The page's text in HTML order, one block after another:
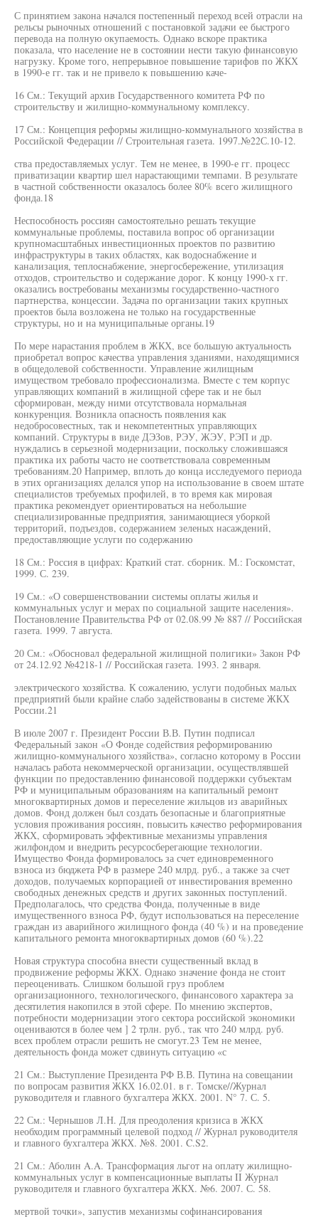
С принятием закона начался постепенный переход всей отрасли на
рельсы рыночных отношений с постановкой задачи ее быстрого
перевода на полную окупаемость. Однако вскоре практика
показала, что население не в состоянии нести такую финансовую
нагрузку. Кроме того, непрерывное повышение тарифов по ЖКХ
в 1990-е гг. так и не привело к повышению каче-
16 См.: Текущий архив Государственного комитета РФ по
строительству и жилищно-коммунальному комплексу.
17 См.: Концепция реформы жилищно-коммунального хозяйства в
Российской Федерации // Строительная газета. 1997.№22С.10-12.
ства предоставляемых услуг. Тем не менее, в 1990-е гг. процесс
приватизации квартир шел нарастающими темпами. В результате
в частной собственности оказалось более 80% всего жилищного
фонда.18
Неспособность россиян самостоятельно решать текущие
коммунальные проблемы, поставила вопрос об организации
крупномасштабных инвестиционных проектов по развитию
инфраструктуры в таких областях, как водоснабжение и
канализация, теплоснабжение, энергосбережение, утилизация
отходов, строительство и содержание дорог. К концу 1990-х гг.
оказались востребованы механизмы государственно-частного
партнерства, концессии. Задача по организации таких крупных
проектов была возложена не только на государственные
структуры, но и на муниципальные органы.19
По мере нарастания проблем в ЖКХ, все большую актуальность
приобретал вопрос качества управления зданиями, находящимися
в общедолевой собственности. Управление жилищным
имуществом требовало профессионализма. Вместе с тем корпус
управляющих компаний в жилищной сфере так и не был
сформирован, между ними отсутствовала нормальная
конкуренция. Возникла опасность появления как
недобросовестных, так и некомпетентных управляющих
компаний. Структуры в виде ДЭЗов, РЭУ, ЖЭУ, РЭП и др.
нуждались в серьезной модернизации, поскольку сложившаяся
практика их работы часто не соответствовала современным
требованиям.20 Например, вплоть до конца исследуемого периода
в этих организациях делался упор на использование в своем штате
специалистов требуемых профилей, в то время как мировая
практика рекомендует ориентироваться на небольшие
специализированные предприятия, занимающиеся уборкой
территорий, подъездов, содержанием зеленых насаждений,
предоставляющие услуги по содержанию
18 См.: Россия в цифрах: Краткий стат. сборник. М.: Госкомстат,
1999. С. 239.
19 См.: «О совершенствовании системы оплаты жилья и
коммунальных услуг и мерах по социальной защите населения».
Постановление Правительства РФ от 02.08.99 № 887 // Российская
газета. 1999. 7 августа.
20 См.: «Обосновал федеральной жилищной полигики» Закон РФ
от 24.12.92 №4218-1 // Российская газета. 1993. 2 января.
электрического хозяйства. К сожалению, услуги подобных малых
предприятий были крайне слабо задействованы в системе ЖКХ
России.21
В июле 2007 г. Президент России В.В. Путин подписал
Федеральный закон «О Фонде содействия реформированию
жилищно-коммунального хозяйства», согласно которому в России
началась работа некоммерческой организации, осуществлявшей
функции по предоставлению финансовой поддержки субъектам
РФ и муниципальным образованиям на капитальный ремонт
многоквартирных домов и переселение жильцов из аварийных
домов. Фонд должен был создать безопасные и благоприятные
условия проживания россиян, повысить качество реформирования
ЖКХ, сформировать эффективные механизмы управления
жилфондом и внедрить ресурсосберегающие технологии.
Имущество Фонда формировалось за счет единовременного
взноса из бюджета РФ в размере 240 млрд. руб., а также за счет
доходов, получаемых корпорацией от инвестирования временно
свободных денежных средств и других законных поступлений.
Предполагалось, что средства Фонда, полученные в виде
имущественного взноса РФ, будут использоваться на переселение
граждан из аварийного жилищного фонда (40 %) и на проведение
капитального ремонта многоквартирных домов (60 %).22
Новая структура способна внести существенный вклад в
продвижение реформы ЖКХ. Однако значение фонда не стоит
переоценивать. Слишком большой груз проблем
организационного, технологического, финансового характера за
десятилетия накопился в этой сфере. По мнению экспертов,
потребности модернизации этого сектора российской экономики
оцениваются в более чем ] 2 трлн. руб., так что 240 млрд. руб.
всех проблем отрасли решить не смогут.23 Тем не менее,
деятельность фонда может сдвинуть ситуацию «с
21 См.: Выступление Президента РФ В.В. Путина на совещании
по вопросам развития ЖКХ 16.02.01. в г. Томске//Журнал
руководителя и главного бухгалтера ЖКХ. 2001. N° 7. С. 5.
22 См.: Чернышов Л.Н. Для преодоления кризиса в ЖКХ
необходим программный целевой подход // Журнал руководителя
и главного бухгалтера ЖКХ. №8. 2001. C.S2.
21 См.: Аболин A.A. Трансформация льгот на оплату жилищно-
коммунальных услуг в компенсационные выплаты II Журнал
руководителя и главного бухгалтера ЖКХ. №6. 2007. С. 58.
мертвой точки», запустив механизмы софинансирования